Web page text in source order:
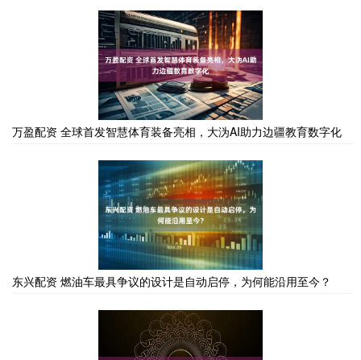
万盈配资 全球首发智慧体育装备亮相，大沩AI助力边疆教育数字化
东兴配资 燃油车最具争议的设计是自动启停，为何能沿用至今？